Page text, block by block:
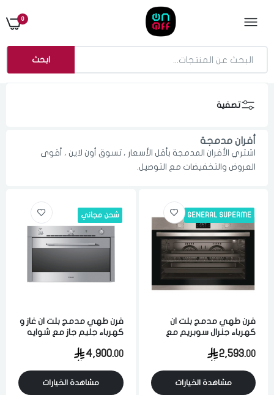
0
ابحث
تصفية
أفران مدمجة
اشتري الأفران المدمجة بأقل الأسعار ، تسوق أون لاين ، أقوى
العروض والتخفيضات مع التوصيل.
GENERAL SUPERME
فرن طهي مدمج بلت ان
كهرباء جنرال سوبريم مع
تحكم الكتروني ستيل
2,593.00
مشاهدة الخيارات
شحن مجاني
فرن طهي مدمج بلت ان غاز و
كهرباء جليم جاز مع شوايه
تحكم يدوي اشعال ذاتي
4,900.00
مشاهدة الخيارات